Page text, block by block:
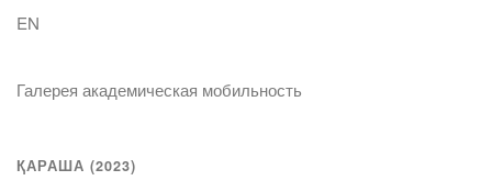
EN
Галерея академическая мобильность
ҚАРАША (2023)